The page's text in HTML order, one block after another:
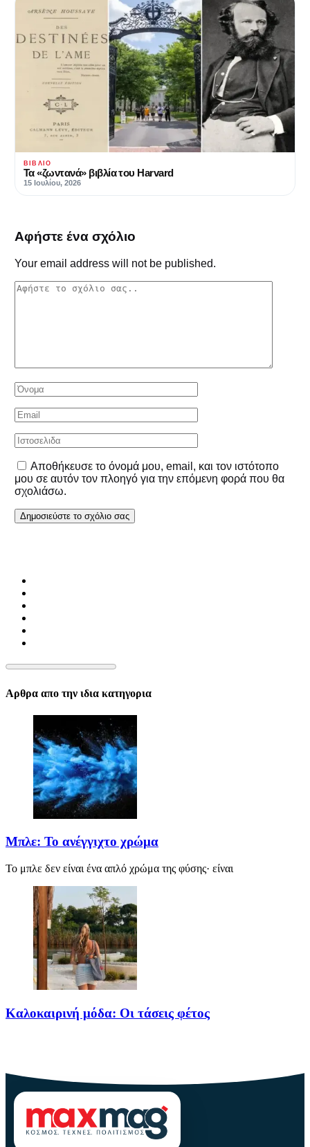
ΒΙΒΛΊΟ
Τα «ζωντανά» βιβλία του Harvard
15 Ιουλίου, 2026
Αφήστε ένα σχόλιο
Your email address will not be published.
Αποθήκευσε το όνομά μου, email, και τον ιστότοπο
μου σε αυτόν τον πλοηγό για την επόμενη φορά που θα
σχολιάσω.
Αρθρα απο την ιδια κατηγορια
Μπλε: Το ανέγγιχτο χρώμα
Το μπλε δεν είναι ένα απλό χρώμα της φύσης· είναι
Καλοκαιρινή μόδα: Οι τάσεις φέτος